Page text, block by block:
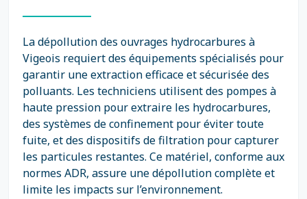
La dépollution des ouvrages hydrocarbures à
Vigeois requiert des équipements spécialisés pour
garantir une extraction efficace et sécurisée des
polluants. Les techniciens utilisent des pompes à
haute pression pour extraire les hydrocarbures,
des systèmes de confinement pour éviter toute
fuite, et des dispositifs de filtration pour capturer
les particules restantes. Ce matériel, conforme aux
normes ADR, assure une dépollution complète et
limite les impacts sur l’environnement.